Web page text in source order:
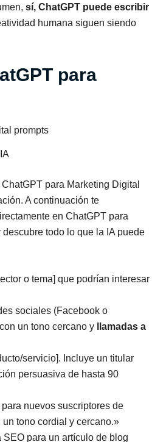
sí, ChatGPT puede escribir
humana siguen siendo
para
para Marketing Digital
A continuación te
en ChatGPT para
todo lo que la IA puede
o tema] que podrían interesar
sociales (Facebook o
un tono cercano y
llamadas a
servicio]. Incluye un titular
persuasiva de hasta 90
nuevos suscriptores de
tono cordial y cercano.»
para un artículo de blog